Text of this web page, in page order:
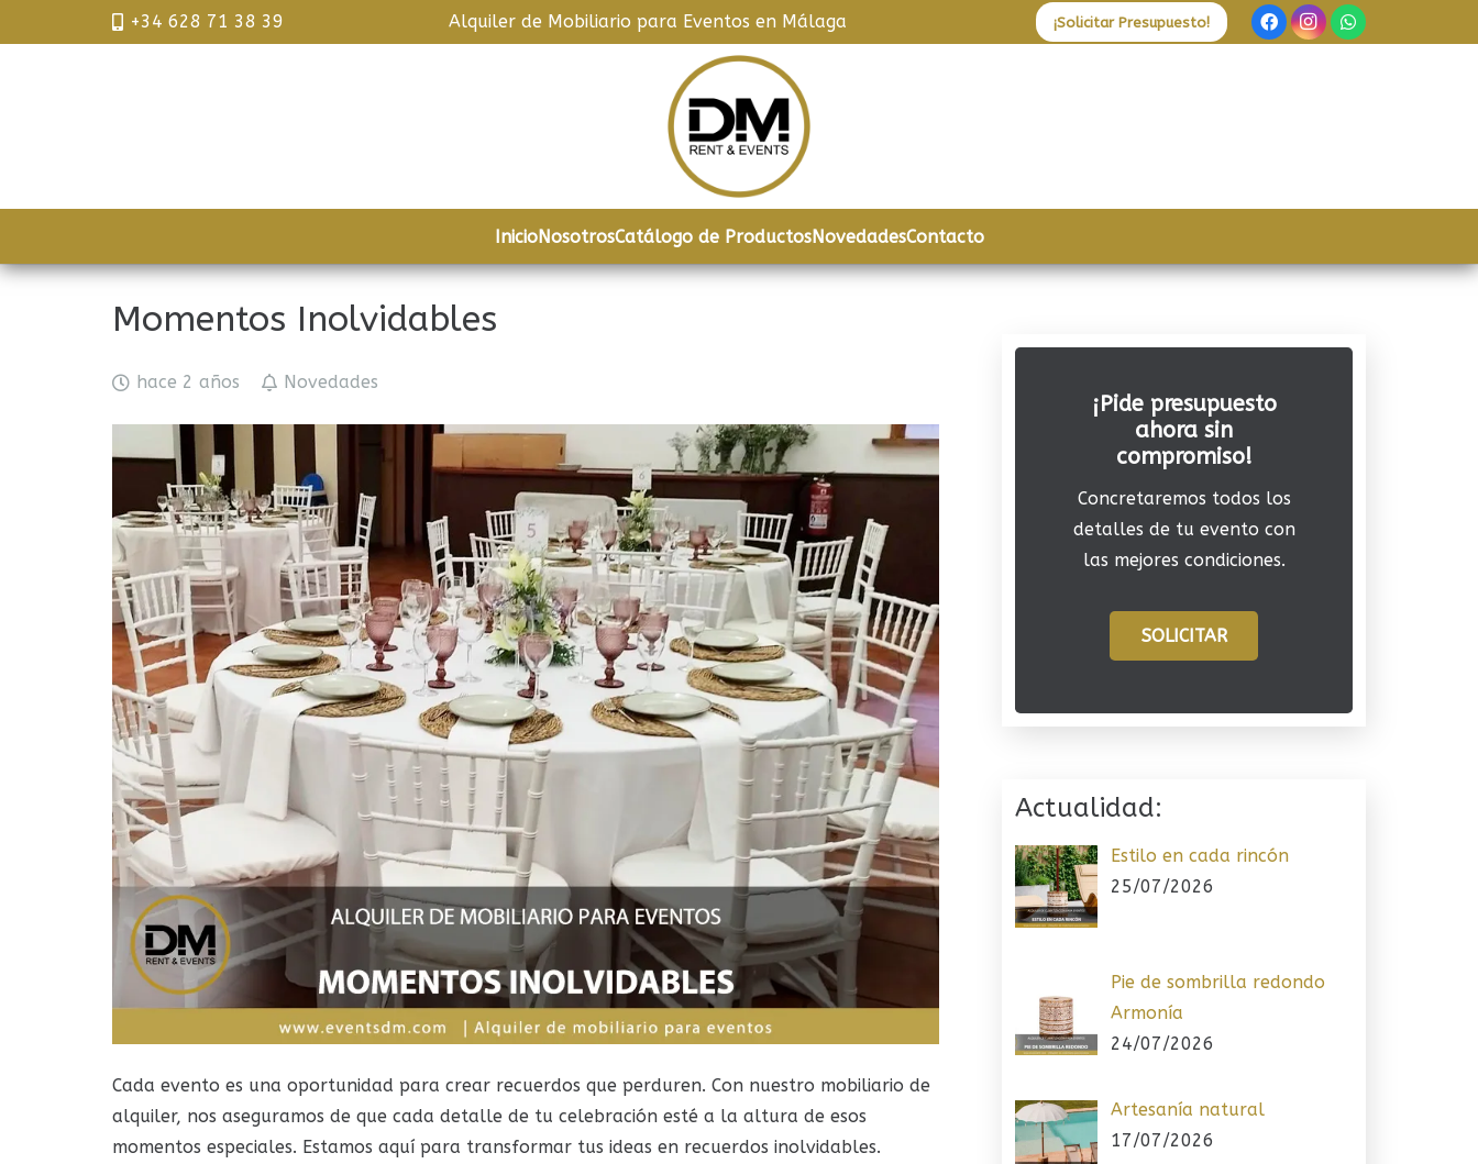
+34 628 71 38 39 Alquiler de Mobiliario para Eventos en Málaga ¡Solicitar Presupuesto!
InicioNosotrosCatálogo de ProductosNovedadesContacto
Momentos Inolvidables
hace 2 años Novedades
Cada evento es una oportunidad para crear recuerdos que perduren. Con nuestro mobiliario de
alquiler, nos aseguramos de que cada detalle de tu celebración esté a la altura de esos
momentos especiales. Estamos aquí para transformar tus ideas en recuerdos inolvidables.
¡Pide presupuesto
ahora sin
compromiso!
Concretaremos todos los
detalles de tu evento con
las mejores condiciones.
SOLICITAR
Actualidad:
Estilo en cada rincón
25/07/2026
Pie de sombrilla redondo
Armonía
24/07/2026
Artesanía natural
17/07/2026